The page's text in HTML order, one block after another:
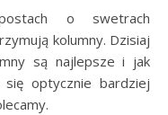
kolumny. Dzisiaj
są najlepsze i jak
się optycznie bardziej